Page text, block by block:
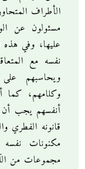
الأطراف
مسئولون عن
عليها، وفي
نفسه مع
ويحاسبهم
وكلامهم، كما
أنفسهم يجب أن
قانونه الفطري
مكنونات
مجموعات من